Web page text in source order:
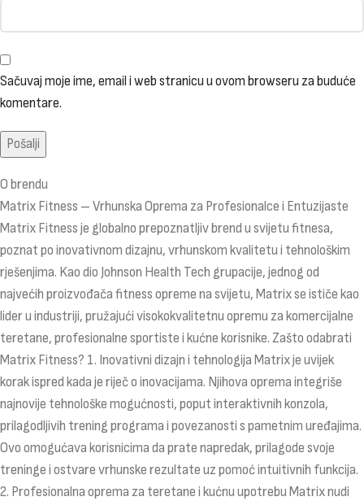
Sačuvaj moje ime, email i web stranicu u ovom browseru za buduće
komentare.
O brendu
Matrix Fitness – Vrhunska Oprema za Profesionalce i Entuzijaste
Matrix Fitness je globalno prepoznatljiv brend u svijetu fitnesa,
poznat po inovativnom dizajnu, vrhunskom kvalitetu i tehnološkim
rješenjima. Kao dio Johnson Health Tech grupacije, jednog od
najvećih proizvođača fitness opreme na svijetu, Matrix se ističe kao
lider u industriji, pružajući visokokvalitetnu opremu za komercijalne
teretane, profesionalne sportiste i kućne korisnike. Zašto odabrati
Matrix Fitness? 1. Inovativni dizajn i tehnologija Matrix je uvijek
korak ispred kada je riječ o inovacijama. Njihova oprema integriše
najnovije tehnološke mogućnosti, poput interaktivnih konzola,
prilagodljivih trening programa i povezanosti s pametnim uređajima.
Ovo omogućava korisnicima da prate napredak, prilagode svoje
treninge i ostvare vrhunske rezultate uz pomoć intuitivnih funkcija.
2. Profesionalna oprema za teretane i kućnu upotrebu Matrix nudi